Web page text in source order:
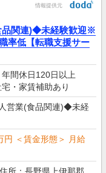
情報提供元
品関連)◆未経験歓迎※
率低【転職支援サー
年間休日120日以上
宅・家賃補助あり
営業(食品関連)◆未経
円 ＜賃金形態＞ 月給
所：長野県上伊那郡